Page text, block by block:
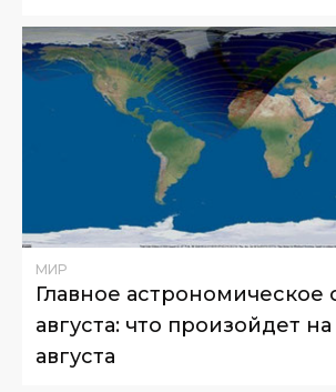
МИР
Главное астрономическое
августа: что произойдет
августа